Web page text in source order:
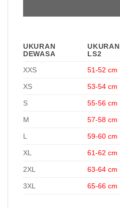
UKURAN
DEWASA
UKURAN
LS2
XXS
51-52 cm
XS 53-54 cm
S 55-56 cm
M 57-58 cm
L 59-60 cm
XL 61-62 cm
2XL 63-64 cm
3XL 65-66 cm